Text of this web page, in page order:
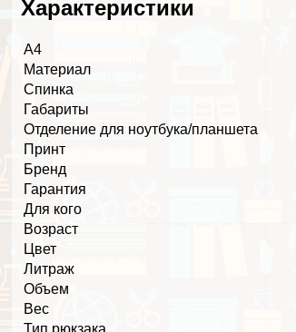
Хаpaктеристики
А4
Материал
Спинка
Габариты
Отделение для ноутбука/планшета
Принт
Бренд
Гарантия
Для кого
Возраст
Цвет
Литраж
Объем
Вес
Тип рюкзака